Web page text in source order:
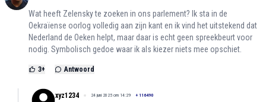
Wat heeft Zelensky te zoeken in ons parlement? Ik sta in de
Oekraïense oorlog volledig aan zijn kant en ik vind het uitstekend dat
Nederland de Oeken helpt, maar daar is echt geen spreekbeurt voor
nodig. Symbolisch gedoe waar ik als kiezer niets mee opschiet.
3+ Antwoord
xyz1234 24 juni 2025 om 14:29 + 116490